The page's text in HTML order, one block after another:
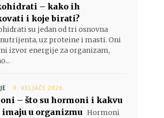
– kako ih
i koje birati?
su jedan od tri osnovna
uz proteine i masti. Oni
izvor energije za organizam,
9. VELJAČE 2026.
– što su hormoni i kakvu
imaju u organizmu Hormoni